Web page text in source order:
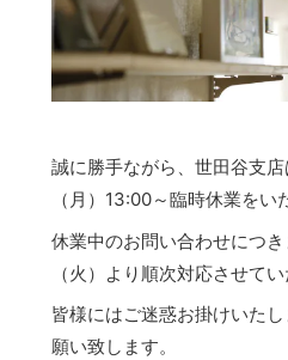
誠に勝手ながら、世田谷支
（月）13:00～臨時休業をい
休業中のお問い合わせにつ
（火）より順次対応させてい
皆様にはご迷惑お掛けいた
願い致します。